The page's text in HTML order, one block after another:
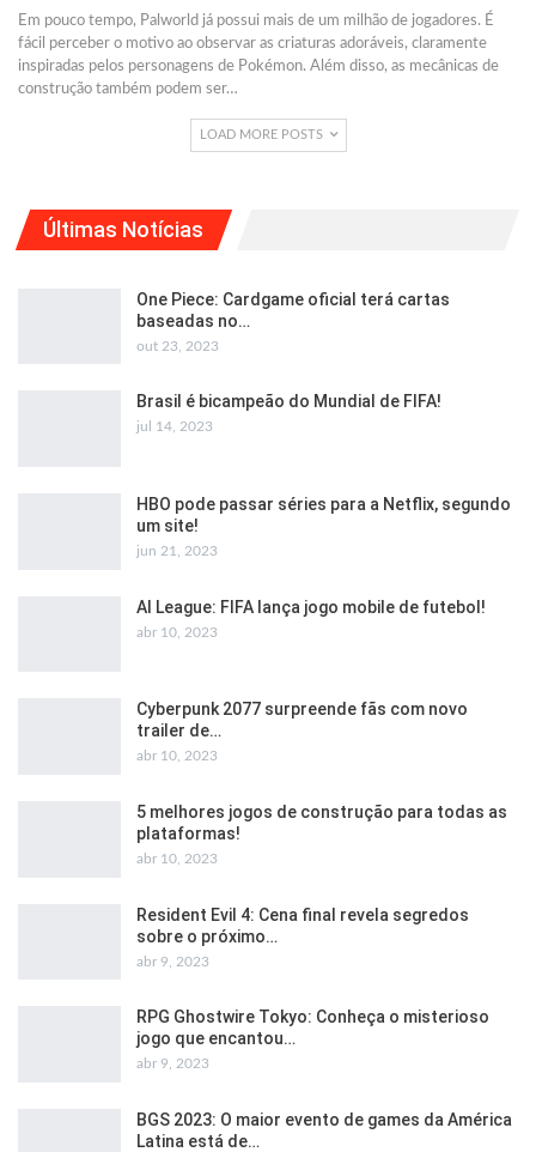
Em pouco tempo, Palworld já possui mais de um milhão de jogadores. É
fácil perceber o motivo ao observar as criaturas adoráveis, claramente
inspiradas pelos personagens de Pokémon. Além disso, as mecânicas de
construção também podem ser…
LOAD MORE POSTS
Últimas Notícias
One Piece: Cardgame oficial terá cartas
baseadas no…
out 23, 2023
Brasil é bicampeão do Mundial de FIFA!
jul 14, 2023
HBO pode passar séries para a Netflix, segundo
um site!
jun 21, 2023
AI League: FIFA lança jogo mobile de futebol!
abr 10, 2023
Cyberpunk 2077 surpreende fãs com novo
trailer de…
abr 10, 2023
5 melhores jogos de construção para todas as
plataformas!
abr 10, 2023
Resident Evil 4: Cena final revela segredos
sobre o próximo…
abr 9, 2023
RPG Ghostwire Tokyo: Conheça o misterioso
jogo que encantou…
abr 9, 2023
BGS 2023: O maior evento de games da América
Latina está de…